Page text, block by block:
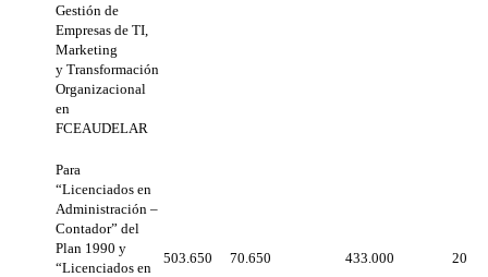
Gestión de
Empresas de TI,
Marketing
y Transformación
Organizacional
en
FCEAUDELAR
Para
“Licenciados en
Administración –
Contador” del
Plan 1990 y
“Licenciados en
503.650 70.650 433.000 20